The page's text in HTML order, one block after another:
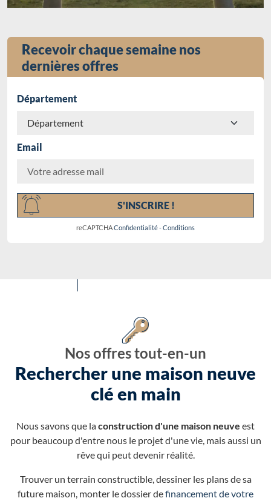
Recevoir chaque semaine nos
dernières offres
Département
Email
S'INSCRIRE !
reCAPTCHAConfidentialité-Conditions
Nos offres tout-en-un
Rechercher une maison neuve
clé en main
Nous savons que laconstruction d'une maison neuve est
pour beaucoup d'entre nous le projet d'une vie, mais aussi un
rêve qui peut devenir réalité.
Trouver un terrain constructible, dessiner les plans de sa
future maison, monter le dossier definancement de votre